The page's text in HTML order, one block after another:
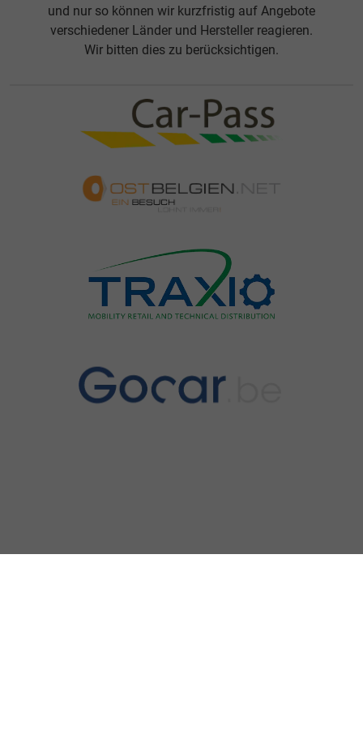
und nur so können wir kurzfristig auf Angebote
verschiedener Länder und Hersteller reagieren.
Wir bitten dies zu berücksichtigen.